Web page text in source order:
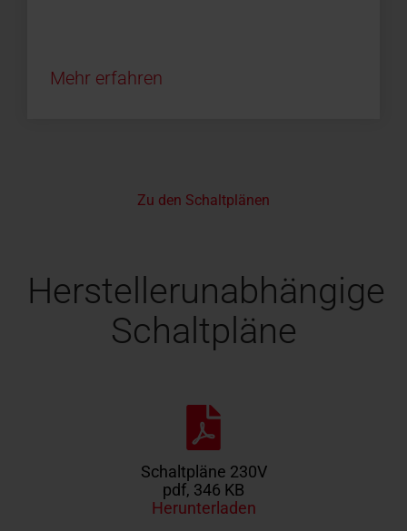
Mehr erfahren
Zu den Schaltplänen
Herstellerunabhängige
Schaltpläne
Schaltpläne 230V
pdf, 346 KB
Herunterladen